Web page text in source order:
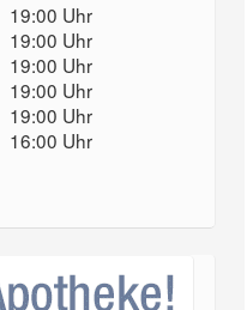
19:00 Uhr
19:00 Uhr
19:00 Uhr
19:00 Uhr
19:00 Uhr
16:00 Uhr